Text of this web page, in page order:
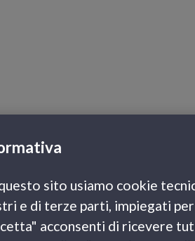
Le
ITINERARI
Reggia di
sito usiamo cookie
e di terze parti, impiegati
acconsenti di ricevere